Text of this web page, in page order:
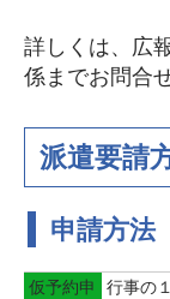
詳しくは、広
係までお問合
派遣要請
申請方法
仮予約申
行事の